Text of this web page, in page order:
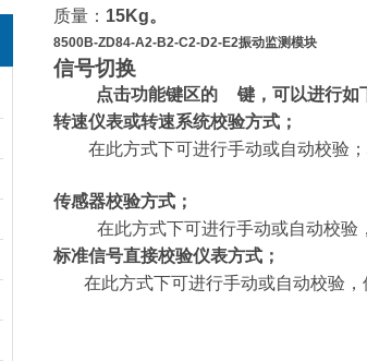
质量： 15Kg。
8500B-ZD84-A2-B2-C2-D2-E2振动监测模块
信号切换
点击功能键区的
键，可以进行如
转速仪表或转速系统校验方式；
在此方式下可进行手动或自动校验；
传感器校验方式；
在此方式下可进行手动或自动校验
标准信号直接校验仪表方式；
在此方式下可进行手动或自动校验，